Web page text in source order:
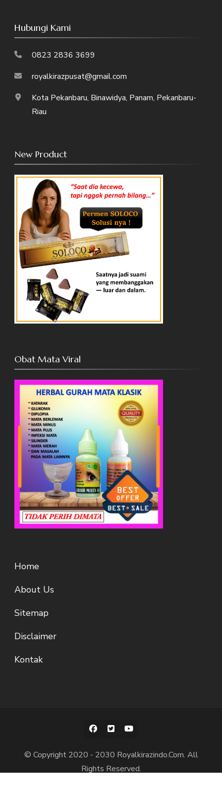
Hubungi Kami
0823 2836 3699
royalkirazpusat@gmail.com
Kota Pekanbaru, Binawidya, Panam, Pekanbaru-
Riau
New Product
Obat Mata Viral
Home
About Us
Sitemap
Disclaimer
Kontak
© Copyright 2020 - 2030 Royalkirazindo.Com. All
Rights Reserved.